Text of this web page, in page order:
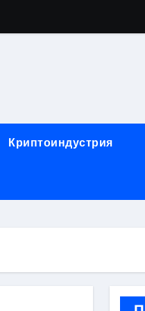
лент
компонентов
и сценарии
Криптоиндустрия